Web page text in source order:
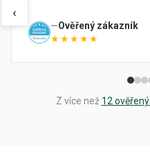
‹
Ověřený zákazník
★★★★★
Z více než 12